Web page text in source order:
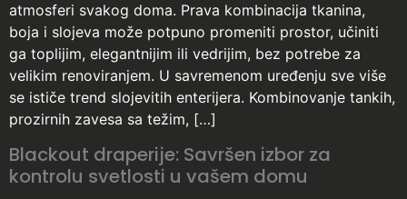
atmosferi svakog doma. Prava kombinacija tkanina,
boja i slojeva može potpuno promeniti prostor, učiniti
ga toplijim, elegantnijim ili vedrijim, bez potrebe za
velikim renoviranjem. U savremenom uređenju sve više
se ističe trend slojevitih enterijera. Kombinovanje tankih,
prozirnih zavesa sa težim, […]
Blackout draperije: Savršen izbor za
kontrolu svetlosti u vašem domu